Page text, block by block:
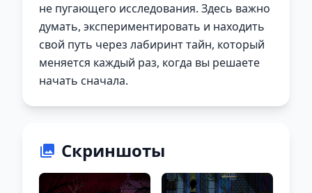
не пугающего исследования. Здесь важно
думать, экспериментировать и находить
свой путь через лабиринт тайн, который
меняется каждый раз, когда вы решаете
начать сначала.
Скриншоты